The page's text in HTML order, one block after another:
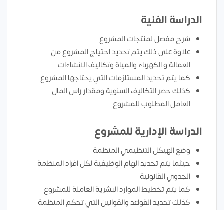
الدراسة الفنية
شرح مفصل لمنتجات المشروع
علاوة على ذلك يتم تحديد احتياج المشروع من
العمالة و الكهرباء والمياة وتكاليف الانشاءات
كما يتم تحديد المستلزمات التي يحتاجها المشروع
كذلك حصر التكاليف السنوية ومقدار راس المال
العامل المطلوب للمشروع
الدراسة الإدارية للمشروع
وضع الهيكل التنظيمي المنظمة
حيثما يتم تحديد الهام الوظيفية لكل افراد المنظمة
الجدوي القانونية
كما يتم تخطيط الموارد البشرية العاملة للمشروع
كذلك تحديد القواعد والقوانين التي تحكم المنظمة